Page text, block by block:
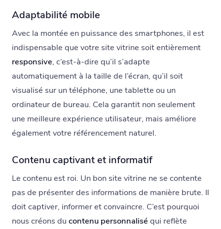
Adaptabilité mobile
Avec la montée en puissance des smartphones, il est
indispensable que votre site vitrine soit entièrement
responsive, c’est-à-dire qu’il s’adapte
automatiquement à la taille de l’écran, qu’il soit
visualisé sur un téléphone, une tablette ou un
ordinateur de bureau. Cela garantit non seulement
une meilleure expérience utilisateur, mais améliore
également votre référencement naturel.
Contenu captivant et informatif
Le contenu est roi. Un bon site vitrine ne se contente
pas de présenter des informations de manière brute. Il
doit captiver, informer et convaincre. C’est pourquoi
nous créons du contenu personnalisé qui reflète